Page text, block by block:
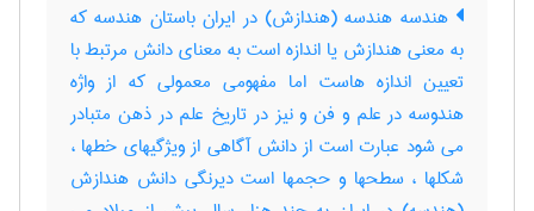
هندسه هندسه (هندازش) در ایران باستان هندسه که
به معنی هندازش یا اندازه است به معنای دانش مرتبط با
تعیین اندازه هاست اما مفهومی معمولی که از واژه
هندوسه در علم و فن و نیز در تاریخ علم در ذهن متبادر
می شود عبارت است از دانش آگاهی از ویژگیهای خطها ،
شکلها ، سطحها و حجمها است دیرنگی دانش هندازش